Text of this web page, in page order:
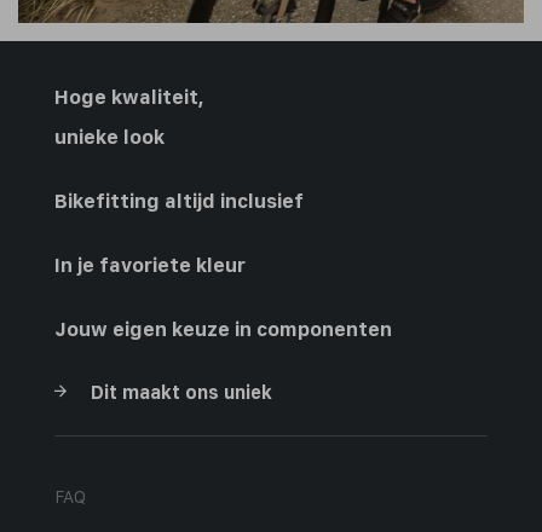
Hoge kwaliteit,
unieke look
Bikefitting altijd inclusief
In je favoriete kleur
Jouw eigen keuze in componenten
Dit maakt ons uniek
FAQ